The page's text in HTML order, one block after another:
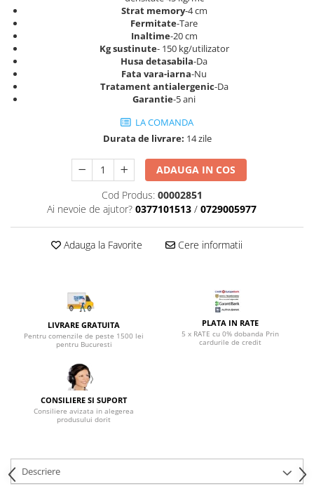
Top saltele 10 cm
Top saltele memory 5 cm
Top saltele MemoHR 6.5 cm
Saltele ieftine
Saltele cu plasa de arcuri
Scaune manager
Mobilier bucatarie
Mese bucatarie
Scaune pentru bucatarie
Mobila bucatarie
Seturi mese si scaune bucatarie
Suporturi si rafturi pantofi
Portmantouri
Stender haine
Mobilier gradinita
Mese gradinita
Scaune gradinita
Set mese si scaune gradinita
Mobilier copii
Mobila camera copii
Scaune birou pentru copii
Paturi copii
Masa si scaune gradinita
Strat memory-4 cm
Fermitate-Tare
Inaltime-20 cm
Kg sustinute- 150 kg/utilizator
Husa detasabila-Da
Fata vara-iarna-Nu
Tratament antialergenic-Da
Garantie-5 ani
LA COMANDA
Durata de livrare: 14 zile
ADAUGA IN COS
Cod Produs: 00002851
Ai nevoie de ajutor? 0377101513 / 0729005977
Adauga la Favorite Cere informatii
LIVRARE GRATUITA
Pentru comenzile de peste 1500 lei
pentru Bucuresti
PLATA IN RATE
5 x RATE cu 0% dobanda Prin
cardurile de credit
CONSILIERE SI SUPORT
Consiliere avizata in alegerea
produsului dorit
Descriere